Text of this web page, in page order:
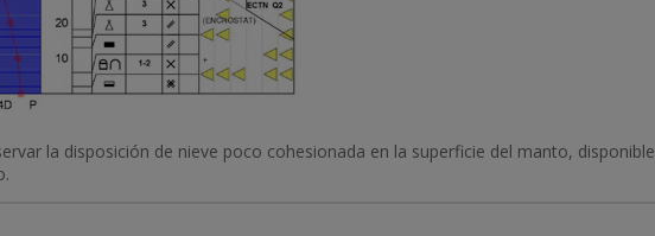
la disposición de nieve poco cohesionada en la superficie del manto,